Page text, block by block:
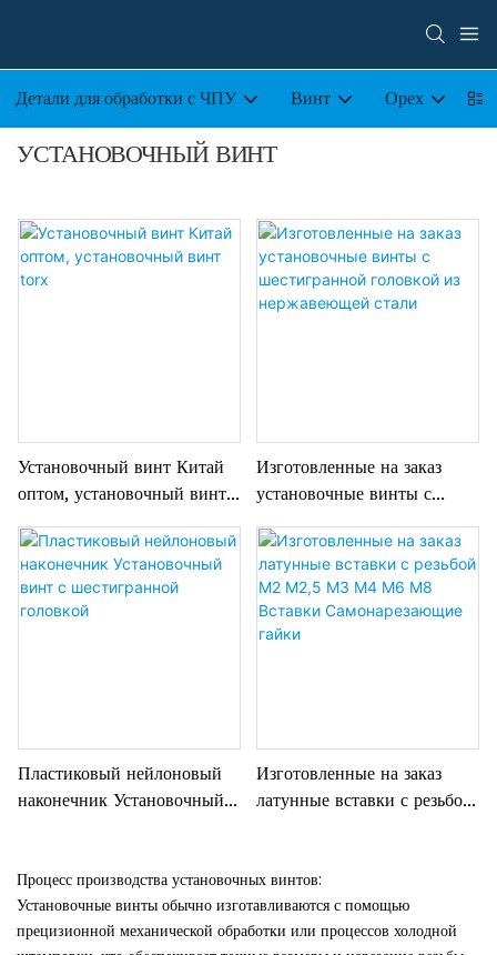
Детали для обработки с ЧПУ Винт Орех
УСТАНОВОЧНЫЙ ВИНТ
Установочный винт Китай
оптом, установочный винт
Изготовленные на заказ
установочные винты с
нержавеющей стали
Пластиковый нейлоновый
наконечник Установочный
Изготовленные на заказ
латунные вставки с резьбой
гайки
Процесс производства установочных винтов:
Установочные винты обычно изготавливаются с помощью
прецизионной механической обработки или процессов холодной